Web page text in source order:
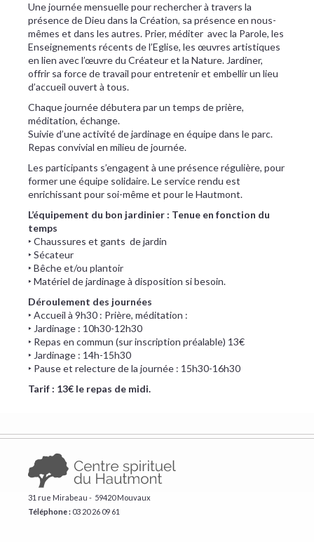
Une journée mensuelle pour rechercher à travers la
présence de Dieu dans la Création, sa présence en nous-
mêmes et dans les autres. Prier, méditer avec la Parole, les
Enseignements récents de l’Eglise, les œuvres artistiques
en lien avec l’œuvre du Créateur et la Nature. Jardiner,
offrir sa force de travail pour entretenir et embellir un lieu
d’accueil ouvert à tous.
Chaque journée débutera par un temps de prière,
méditation, échange.
Suivie d’une activité de jardinage en équipe dans le parc.
Repas convivial en milieu de journée.
Les participants s’engagent à une présence régulière, pour
former une équipe solidaire. Le service rendu est
enrichissant pour soi-même et pour le Hautmont.
L’équipement du bon jardinier : Tenue en fonction du
temps
‣ Chaussures et gants de jardin
‣ Sécateur
‣ Bêche et/ou plantoir
‣ Matériel de jardinage à disposition si besoin.
Déroulement des journées
‣ Accueil à 9h30 : Prière, méditation :
‣ Jardinage : 10h30-12h30
‣ Repas en commun (sur inscription préalable) 13€
‣ Jardinage : 14h-15h30
‣ Pause et relecture de la journée : 15h30-16h30
Tarif : 13€ le repas de midi.
31 rue Mirabeau - 59420 Mouvaux
Téléphone : ​03 20 26 09 61